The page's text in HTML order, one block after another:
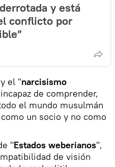
y está
conflicto por
el "narcisismo
de comprender,
el mundo musulmán
un socio y no como
"Estados weberianos",
de visión